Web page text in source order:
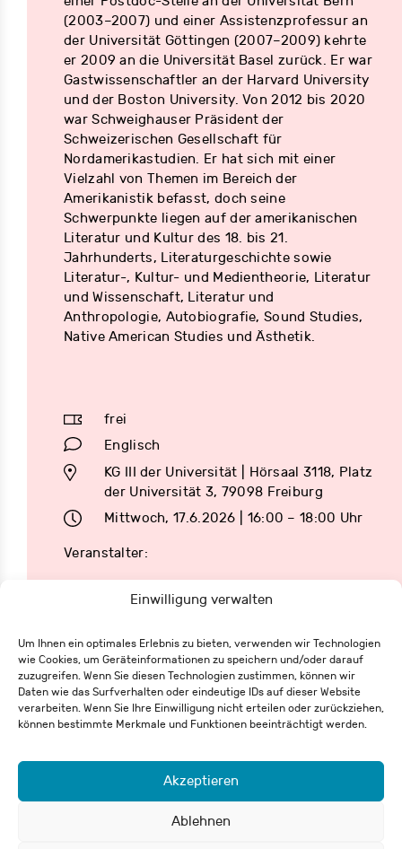
Einwilligung verwalten
Um Ihnen ein optimales Erlebnis zu bieten, verwenden wir Technologien
wie Cookies, um Geräteinformationen zu speichern und/oder darauf
zuzugreifen. Wenn Sie diesen Technologien zustimmen, können wir
Daten wie das Surfverhalten oder eindeutige IDs auf dieser Website
verarbeiten. Wenn Sie Ihre Einwilligung nicht erteilen oder zurückziehen,
können bestimmte Merkmale und Funktionen beeinträchtigt werden.
Akzeptieren
Ablehnen
(2003–2007) und einer Assistenzprofessur an
der Universität Göttingen (2007–2009) kehrte
er 2009 an die Universität Basel zurück. Er war
Gastwissenschaftler an der Harvard University
und der Boston University. Von 2012 bis 2020
war Schweighauser Präsident der
Schweizerischen Gesellschaft für
Nordamerikastudien. Er hat sich mit einer
Vielzahl von Themen im Bereich der
Amerikanistik befasst, doch seine
Schwerpunkte liegen auf der amerikanischen
Literatur und Kultur des 18. bis 21.
Jahrhunderts, Literaturgeschichte sowie
Literatur-, Kultur- und Medientheorie, Literatur
und Wissenschaft, Literatur und
Anthropologie, Autobiografie, Sound Studies,
Native American Studies und Ästhetik.
frei
Englisch
KG III der Universität | Hörsaal 3118, Platz
der Universität 3, 79098 Freiburg
Mittwoch, 17.6.2026 | 16:00 – 18:00 Uhr
Veranstalter:
Eisenbahnstraße 62
79098 Freiburg
+49 761 55 65 27-0
Widerrufsformular